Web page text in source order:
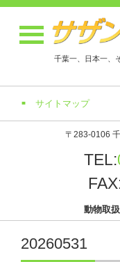
千葉一、日本一、
サイトマップ
〒283-0106
TEL:
動物取
20260531